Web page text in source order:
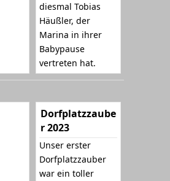
diesmal Tobias
Häußler, der
Marina in ihrer
Babypause
vertreten hat.
Dorfplatzzaube
r 2023
Unser erster
Dorfplatzzauber
war ein toller